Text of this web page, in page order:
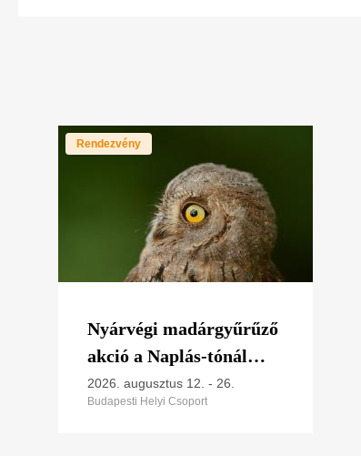
Rendezvény
Nyárvégi madárgyűrűző
akció a Naplás-tónál
2026
2026. augusztus 12. - 26.
Budapesti Helyi Csoport